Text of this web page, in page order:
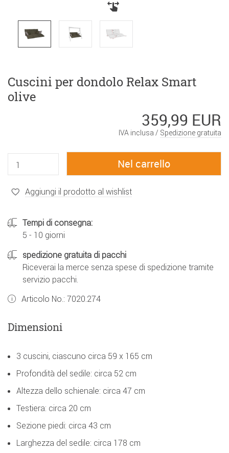
Cuscini per dondolo Relax Smart
olive
359,99 EUR
IVA inclusa / Spedizione gratuita
Aggiungi il prodotto al wishlist
Tempi di consegna:
5 - 10 giorni
spedizione gratuita di pacchi
Riceverai la merce senza spese di spedizione tramite
servizio pacchi.
Articolo No.: 7020.274
Dimensioni
3 cuscini, ciascuno circa 59 x 165 cm
Profondità del sedile: circa 52 cm
Altezza dello schienale: circa 47 cm
Testiera: circa 20 cm
Sezione piedi: circa 43 cm
Larghezza del sedile: circa 178 cm